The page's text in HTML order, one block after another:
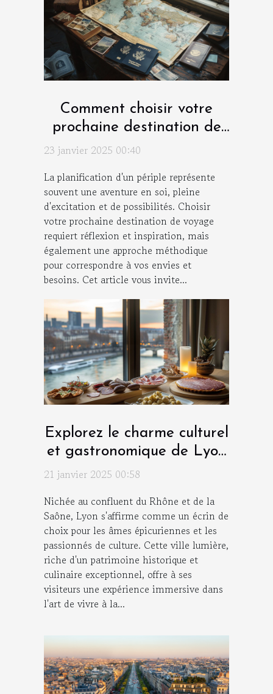
Comment choisir votre
prochaine destination de
voyage
23 janvier 2025 00:40
La planification d'un périple représente
souvent une aventure en soi, pleine
d'excitation et de possibilités. Choisir
votre prochaine destination de voyage
requiert réflexion et inspiration, mais
également une approche méthodique
pour correspondre à vos envies et
besoins. Cet article vous invite...
Explorez le charme culturel
et gastronomique de Lyon
depuis un hôtel de luxe
21 janvier 2025 00:58
Nichée au confluent du Rhône et de la
Saône, Lyon s'affirme comme un écrin de
choix pour les âmes épicuriennes et les
passionnés de culture. Cette ville lumière,
riche d'un patrimoine historique et
culinaire exceptionnel, offre à ses
visiteurs une expérience immersive dans
l'art de vivre à la...